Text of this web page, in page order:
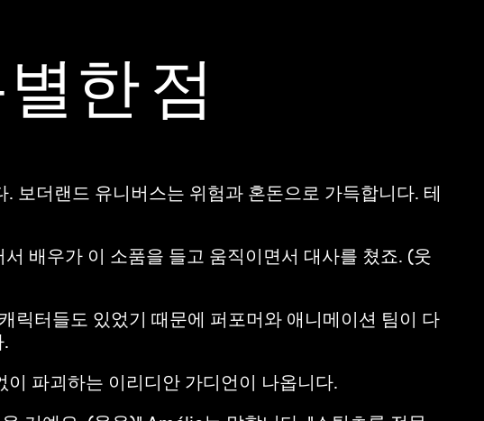
한 점
보더랜드 유니버스는 위험과 혼돈으로 가득합니다. 테
배우가 이 소품을 들고 움직이면서 대사를 쳤죠. (웃
릭터들도 있었기 때문에 퍼포머와 애니메이션 팀이 다
파괴하는 이리디안 가디언이 나옵니다.